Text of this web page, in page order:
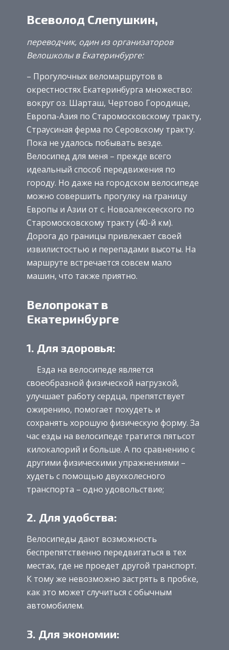
Всеволод Слепушкин,
переводчик, один из организаторов
Велошколы в Екатеринбурге:
– Прогулочных веломаршрутов в
окрестностях Екатеринбурга множество:
вокруг оз. Шарташ, Чертово Городище,
Европа-Азия по Старомосковскому тракту,
Страусиная ферма по Серовскому тракту.
Пока не удалось побывать везде.
Велосипед для меня – прежде всего
идеальный способ передвижения по
городу. Но даже на городском велосипеде
можно совершить прогулку на границу
Европы и Азии от с. Новоалексееского по
Старомосковскому тракту (40-й км).
Дорога до границы привлекает своей
извилистостью и перепадами высоты. На
маршруте встречается совсем мало
машин, что также приятно.
Велопрокат в
Екатеринбурге
1. Для здоровья:
Езда на велосипеде является
своеобразной физической нагрузкой,
улучшает работу сердца, препятствует
ожирению, помогает похудеть и
сохранять хорошую физическую форму. За
час езды на велосипеде тратится пятьсот
килокалорий и больше. А по сравнению с
другими физическими упражнениями –
худеть с помощью двухколесного
транспорта – одно удовольствие;
2. Для удобства:
Велосипеды дают возможность
беспрепятственно передвигаться в тех
местах, где не проедет другой транспорт.
К тому же невозможно застрять в пробке,
как это может случиться с обычным
автомобилем.
3. Для экономии: